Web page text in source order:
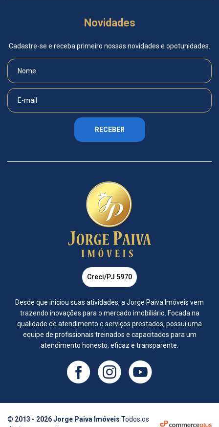
Novidades
Cadastre-se e receba primeiro nossas novidades e opotunidades.
RECEBER
Creci/PJ 5970
Desde que iniciou suas atividades, a Jorge Paiva Imóveis vem
trazendo inovações para o mercado imobiliário. Focada na
qualidade de atendimento e serviços prestados, possui uma
equipe de profissionais treinados e capacitados para um
atendimento honesto, eficaz e transparente.
© 2013 - 2026 Jorge Paiva Imóveis Todos os